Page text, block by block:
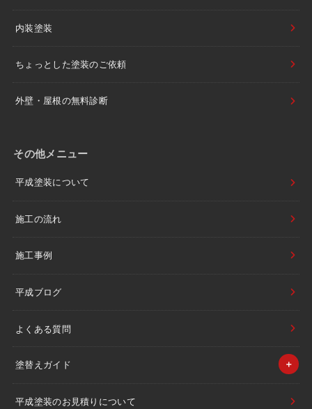
内装塗装
ちょっとした塗装のご依頼
外壁・屋根の無料診断
その他メニュー
平成塗装について
施工の流れ
施工事例
平成ブログ
よくある質問
塗替えガイド
平成塗装のお見積りについて